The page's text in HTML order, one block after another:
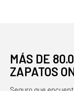
MÁS DE
ZAPATOS